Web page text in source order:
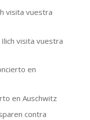
visita vuestra
visita vuestra
en
en Auschwitz
contra